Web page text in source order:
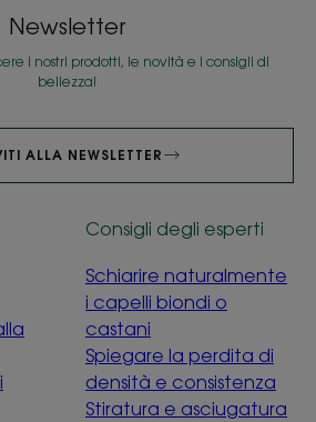
Newsletter
i nostri prodotti, le novità e i consigli di
bellezza!
ALLA NEWSLETTER
Consigli degli esperti
Schiarire naturalmente
i capelli biondi o
castani
Spiegare la perdita di
densità e consistenza
Stiratura e asciugatura